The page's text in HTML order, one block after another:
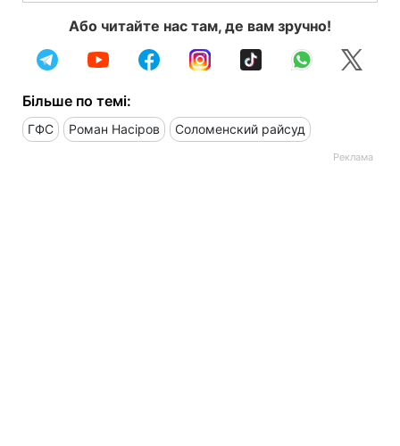
Або читайте нас там, де вам зручно!
Більше по темі:
ГФС Роман Насіров Соломенский райсуд